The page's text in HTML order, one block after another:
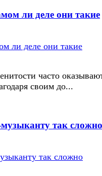
ли деле они такие
часто
своим до...
так сложно